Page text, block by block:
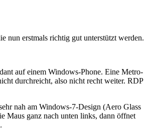
nun erstmals richtig gut unterstützt werden.
auf einem Windows-Phone. Eine Metro-
durchreicht, also nicht recht weiter. RDP
nah am Windows-7-Design (Aero Glass
Maus ganz nach unten links, dann öffnet